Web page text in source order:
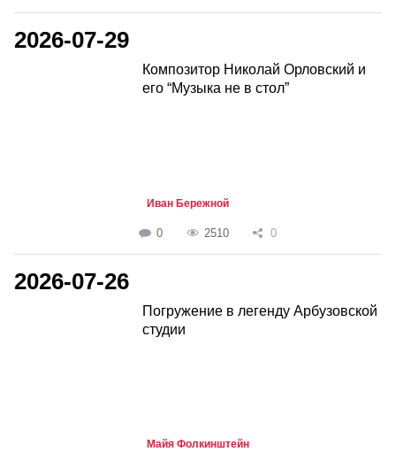
2026-07-29
Композитор Николай Орловский и
его “Музыка не в стол”
Иван Бережной
0 2510 0
2026-07-26
Погружение в легенду Арбузовской
студии
Майя Фолкинштейн